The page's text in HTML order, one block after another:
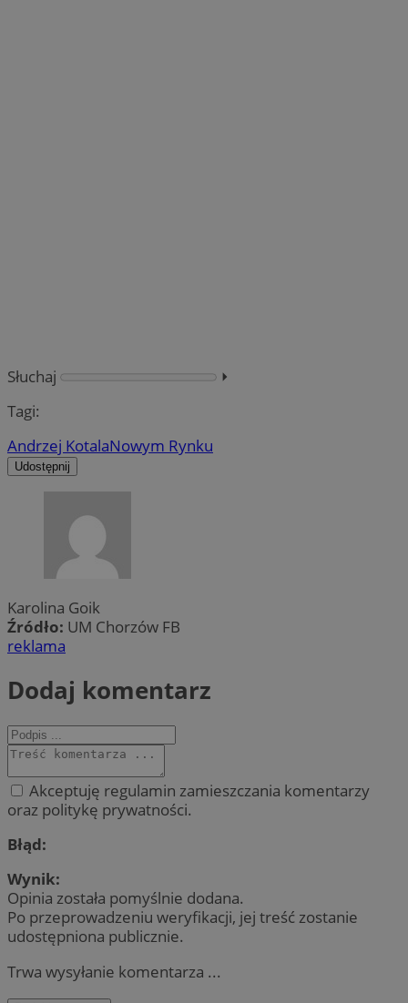
Słuchaj
⏵︎
Tagi:
Andrzej KotalaNowym Rynku
Udostępnij
Karolina Goik
Źródło: UM Chorzów FB
reklama
Dodaj komentarz
Akceptuję regulamin zamieszczania komentarzy
oraz politykę prywatności.
Błąd:
Wynik:
Opinia została pomyślnie dodana.
Po przeprowadzeniu weryfikacji, jej treść zostanie
udostępniona publicznie.
Trwa wysyłanie komentarza ...